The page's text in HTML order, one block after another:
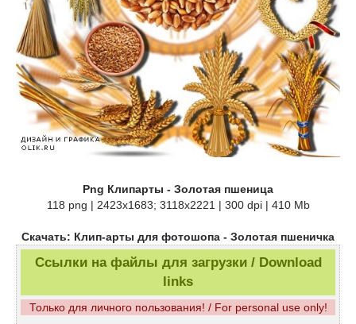
Png Клипарты - Золотая пшеница
118 png | 2423x1683; 3118х2221 | 300 dpi | 410 Mb
Скачать: Клип-арты для фотошопа - Золотая пшеничка
Ссылки на файлы для загрузки / Download
links
Только для личного пользования! / For personal use only!